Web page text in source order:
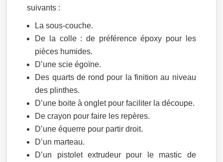
suivants :
La sous-couche.
De la colle : de préférence époxy pour les
pièces humides.
D’une scie égoïne.
Des quarts de rond pour la finition au niveau
des plinthes.
D’une boite à onglet pour faciliter la découpe.
De crayon pour faire les repères.
D’une équerre pour partir droit.
D’un marteau.
D’un pistolet extrudeur pour le mastic de